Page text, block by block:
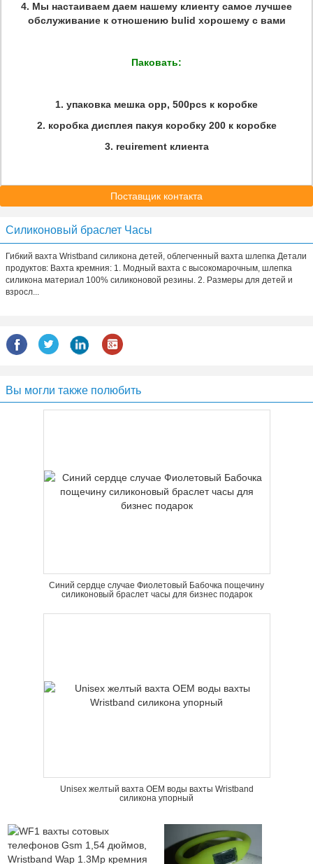
4. Мы настаиваем даем нашему клиенту самое лучшее
обслуживание к отношению bulid хорошему с вами
Паковать:
1. упаковка мешка opp, 500pcs к коробке
2. коробка дисплея пакуя коробку 200 к коробке
3. reuirement клиента
Поставщик контакта
Силиконовый браслет Часы
Гибкий вахта Wristband силикона детей, облегченный вахта шлепка Детали
продуктов: Вахта кремния: 1. Модный вахта с высокомарочным, шлепка
силикона материал 100% силиконовой резины. 2. Размеры для детей и
взросл...
Вы могли также полюбить
Синий сердце случае Фиолетовый Бабочка пощечину
силиконовый браслет часы для бизнес подарок
Unisex желтый вахта OEM воды вахты Wristband
силикона упорный